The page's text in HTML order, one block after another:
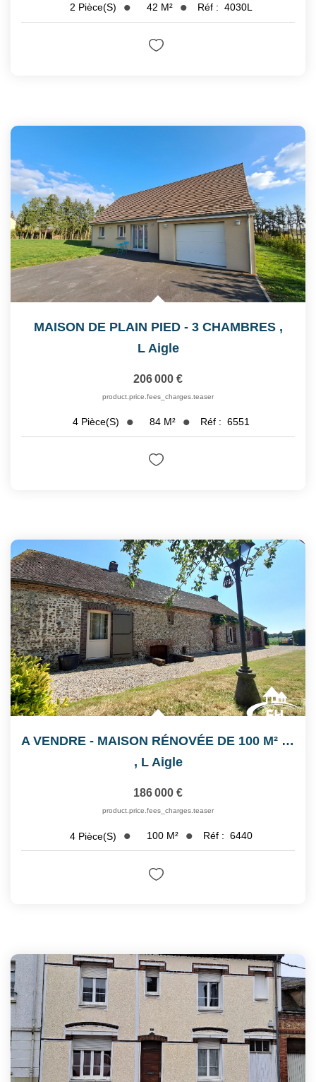
2 Pièce(s) 42 M² Réf : 4030L
MAISON DE PLAIN PIED - 3 CHAMBRES ,
L Aigle
206 000 €
product.price.fees_charges.teaser
4 Pièce(s) 84 M² Réf : 6551
A VENDRE - MAISON RÉNOVÉE DE 100 M² - AU CALME
, L Aigle
186 000 €
product.price.fees_charges.teaser
4 Pièce(s) 100 M² Réf : 6440